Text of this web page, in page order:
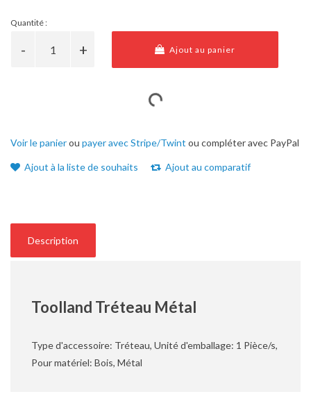
Quantité :
Ajout au panier
Voir le panierou payer avec Stripe/Twint ou compléter avec PayPal
Ajout à la liste de souhaits Ajout au comparatif
Description
Toolland Tréteau Métal
Type d'accessoire: Tréteau, Unité d'emballage: 1 Pièce/s,
Pour matériel: Bois, Métal